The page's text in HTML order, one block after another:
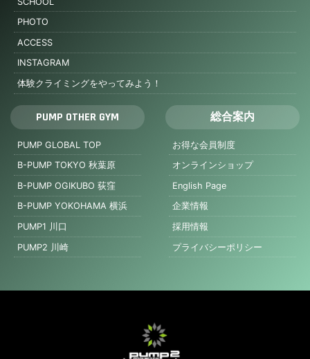
PHOTO
ACCESS
INSTAGRAM
体験クライミングをやってみよう！
PUMP OTHER GYM
PUMP GLOBAL TOP
B-PUMP TOKYO 秋葉原
B-PUMP OGIKUBO 荻窪
B-PUMP YOKOHAMA 横浜
PUMP1 川口
PUMP2 川崎
総合案内
お得な会員制度
オンラインショップ
English Page
企業情報
採用情報
プライバシーポリシー